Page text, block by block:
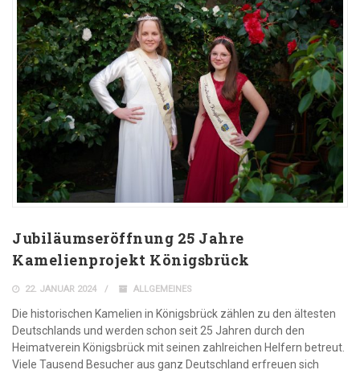
Jubiläumseröffnung 25 Jahre
Kamelienprojekt Königsbrück
22. JANUAR 2024 ALLGEMEINES
Die historischen Kamelien in Königsbrück zählen zu den ältesten
Deutschlands und werden schon seit 25 Jahren durch den
Heimatverein Königsbrück mit seinen zahlreichen Helfern betreut.
Viele Tausend Besucher aus ganz Deutschland erfreuen sich